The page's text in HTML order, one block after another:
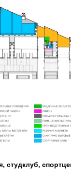
студклуб,